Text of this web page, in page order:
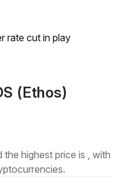
rate cut in play
(Ethos)
highest price is ,